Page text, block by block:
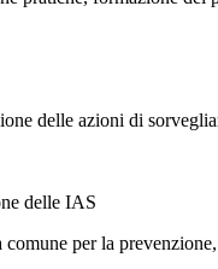
delle azioni di
delle IAS
per la